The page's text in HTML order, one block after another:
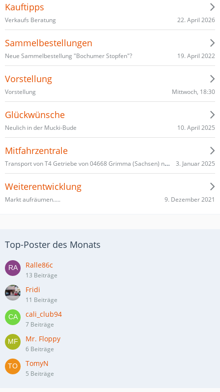
Kauftipps
Verkaufs Beratung 22. April 2026
Sammelbestellungen
Neue Sammelbestellung "Bochumer Stopfen"? 19. April 2022
Vorstellung
Vorstellung Mittwoch, 18:30
Glückwünsche
Neulich in der Mucki-Bude 10. April 2025
Mitfahrzentrale
Transport von T4 Getriebe von 04668 Grimma (Sachsen) nach Berlin oder Großraum Berlin 3. Januar 2025
Weiterentwicklung
Markt aufräumen..... 9. Dezember 2021
Top-Poster des Monats
Ralle86c
13 Beiträge
Fridi
11 Beiträge
cali_club94
7 Beiträge
Mr. Floppy
6 Beiträge
TomyN
5 Beiträge